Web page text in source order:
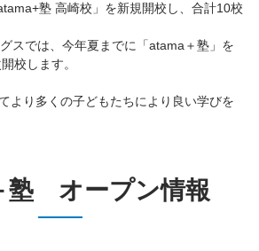
塾 高崎校」を新規開校し、合計10校
スでは、今年夏までに「atama＋塾」を
校します。
より多くの子どもたちにより良い学びを
塾 オープン情報